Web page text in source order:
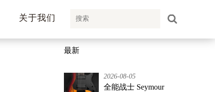
关于我们
最新
2026-08-05
全能战士 Seymour